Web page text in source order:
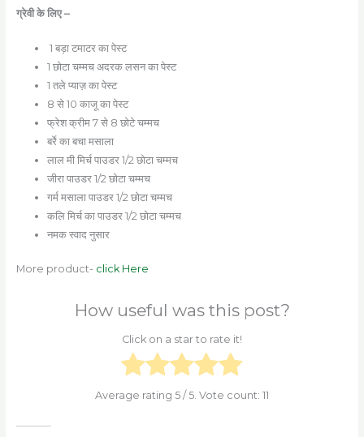
ग्रेवी के लिए –
1 बड़ा टमाटर का पेस्ट
1 छोटा चम्मच अदरक लसन का पेस्ट
1 तले प्याज़ का पेस्ट
8 से 10 काजू का पेस्ट
फ्रेश क्रीम 7 से 8 छोटे चम्मच
बर्रे का बचा मसाला
लाल मी मिर्च पाउडर 1/2 छोटा चम्मच
जीरा पाउडर 1/2 छोटा चम्मच
गर्म मसाला पाउडर 1/2 छोटा चम्मच
कलि मिर्च का पाउडर 1/2 छोटा चम्मच
नमक स्वाद नुसार
More product- click Here
How useful was this post?
Click on a star to rate it!
Average rating 5 / 5. Vote count: 11